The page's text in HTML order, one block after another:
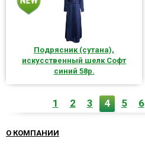
Подрясник (сутана),
искусственный шелк Софт
синий 58р.
1 2 3 4 5 6
О КОМПАНИИ